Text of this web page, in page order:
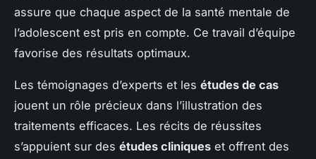
assure que chaque aspect de la santé mentale de
l’adolescent est pris en compte. Ce travail d’équipe
favorise des résultats optimaux.
Les témoignages d’experts et les études de cas
jouent un rôle précieux dans l’illustration des
traitements efficaces. Les récits de réussites
s’appuient sur des études cliniques et offrent des